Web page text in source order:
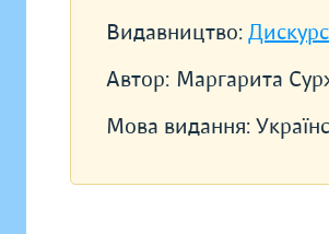
Видавництво:
Автор: Маргарита
Мова видання: